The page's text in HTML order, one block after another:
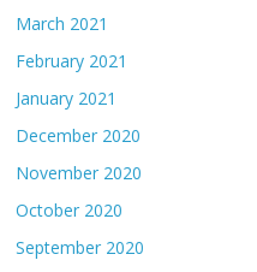
March 2021
February 2021
January 2021
December 2020
November 2020
October 2020
September 2020